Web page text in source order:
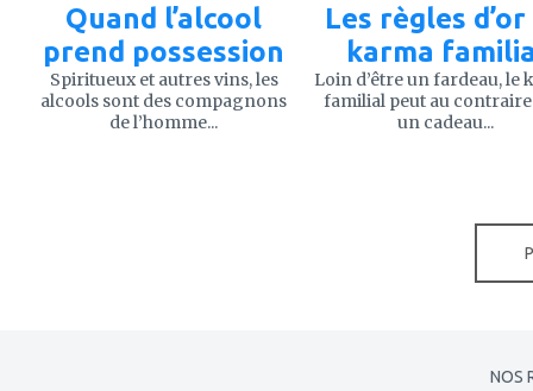
Quand l’alcool
prend possession
Spiritueux et autres vins, les
alcools sont des compagnons
de l’homme...
Les règles d’or
karma
Loin d’être un fardeau, le
familial peut au
un cadeau...
NOS